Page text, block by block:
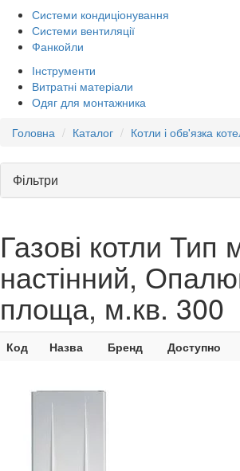
Системи кондиціонування
Системи вентиляції
Фанкойли
Інструменти
Витратні матеріали
Одяг для монтажника
Головна
Каталог Котли і обв'язка
Фільтри
Газові котли Тип
настінний,
площа, м.кв. 300
Код Назва Бренд Доступно